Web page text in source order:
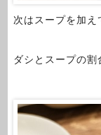
次はスープを加え
ダシとスープの割